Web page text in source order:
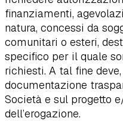
finanziamenti,
natura, concessi da
comunitari o esteri,
specifico per il quale
richiesti. A tal fine
documentazione
Società e sul progetto
dell’erogazione.